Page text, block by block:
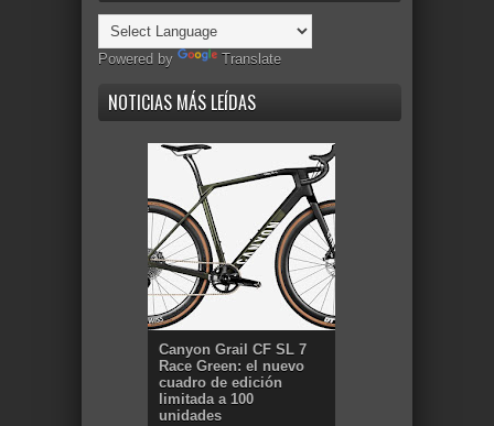
Powered by Translate
NOTICIAS MÁS LEÍDAS
Canyon Grail CF SL 7
Race Green: el nuevo
cuadro de edición
limitada a 100
unidades